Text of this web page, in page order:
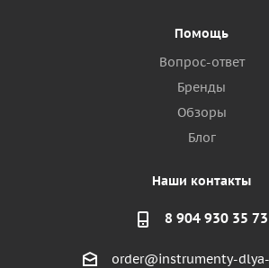
Помощь
Вопрос-ответ
Бренды
Обзоры
Блог
Наши контакты
8 904 930 35 73
order@instrumenty-